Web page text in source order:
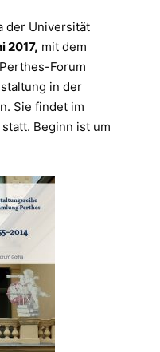
der Universität
2017, mit dem
Forum
in der
Sie findet im
Beginn ist um